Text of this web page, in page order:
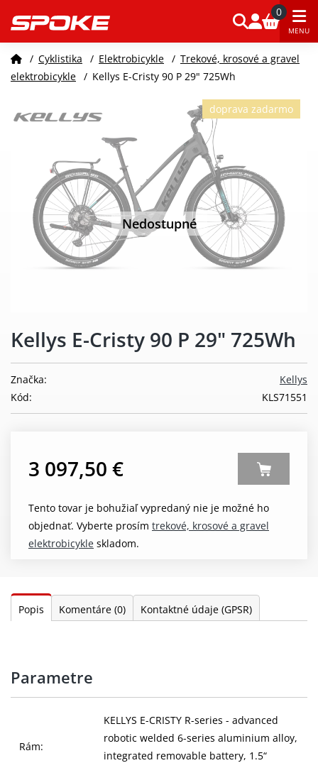
0
MENU
/ Cyklistika / Elektrobicykle / Trekové, krosové a gravel
elektrobicykle / Kellys E-Cristy 90 P 29" 725Wh
Nedostupné
doprava zadarmo
Kellys E-Cristy 90 P 29" 725Wh
Kellys
Značka:
KLS71551
Kód:
3 097,50 €
Tento tovar je bohužiaľ vypredaný nie je možné ho
objednať. Vyberte prosím trekové, krosové a gravel
elektrobicykle skladom.
Popis Komentáre (0) Kontaktné údaje (GPSR)
Parametre
Rám:
KELLYS E-CRISTY R-series - advanced
robotic welded 6-series aluminium alloy,
integrated removable battery, 1.5“